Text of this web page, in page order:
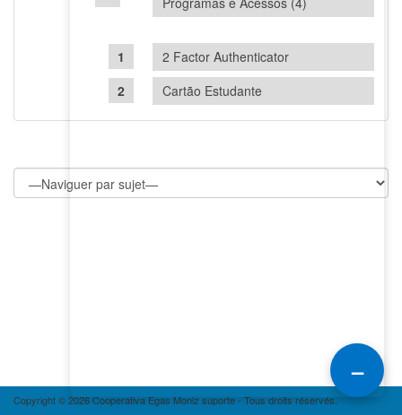
2 Factor Authenticator
Cartão Estudante
Copyright © 2026 Cooperativa Egas Moniz suporte - Tous droits réservés.
–